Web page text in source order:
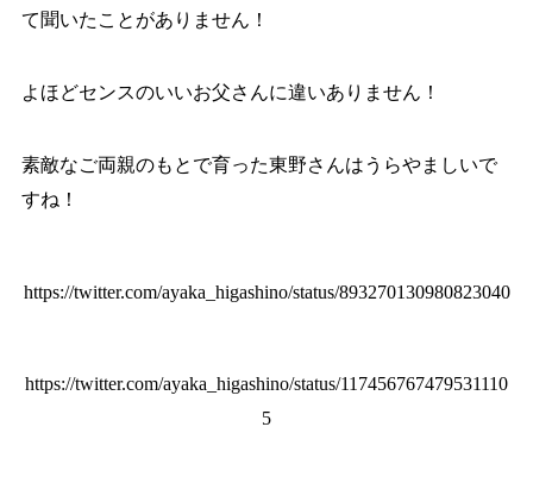
て聞いたことがありません！
よほどセンスのいいお父さんに違いありません！
素敵なご両親のもとで育った東野さんはうらやましいで
すね！
https://twitter.com/ayaka_higashino/status/893270130980823040
https://twitter.com/ayaka_higashino/status/117456767479531110
5